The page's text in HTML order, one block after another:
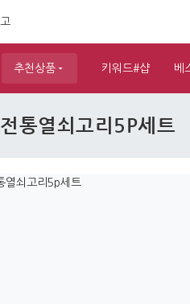
추천상품 키워드#샵 베
통열쇠고리5P세트